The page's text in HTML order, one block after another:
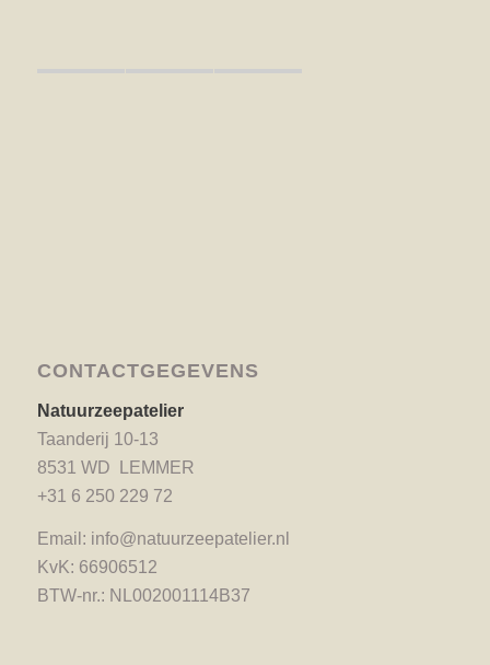
CONTACTGEGEVENS
Natuurzeepatelier
Taanderij 10-13
8531 WD LEMMER
+31 6 250 229 72
Email: info@natuurzeepatelier.nl
KvK: 66906512
BTW-nr.: NL002001114B37